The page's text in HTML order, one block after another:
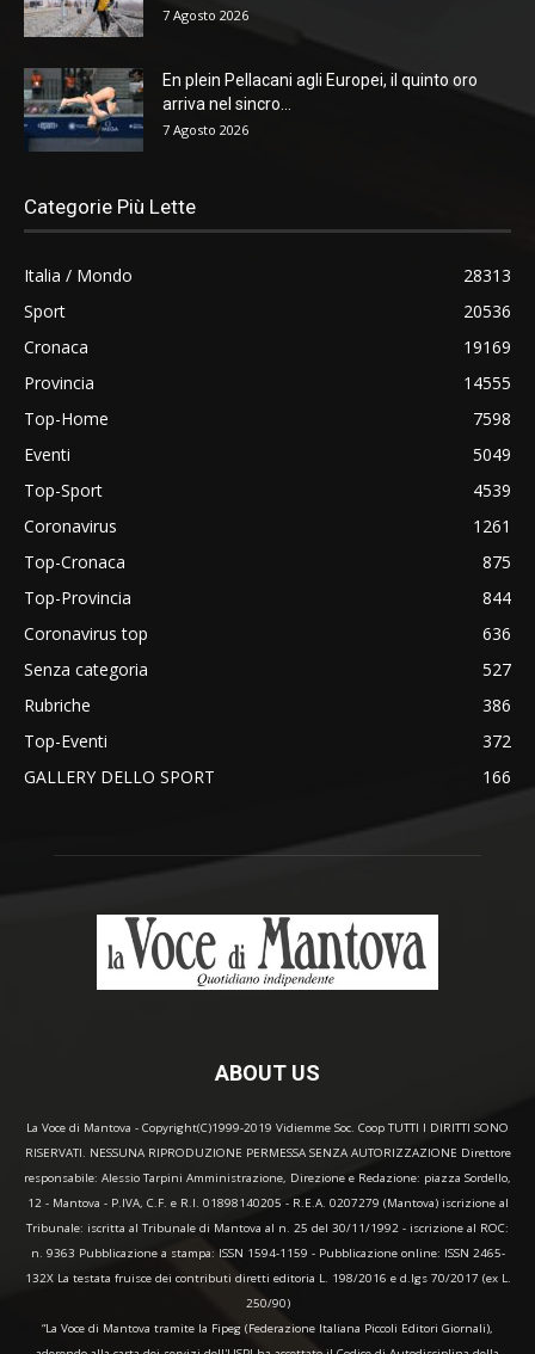
7 Agosto 2026
En plein Pellacani agli Europei, il quinto oro
arriva nel sincro...
7 Agosto 2026
Categorie Più Lette
Italia / Mondo
28313
Sport
20536
Cronaca
19169
Provincia
14555
Top-Home
7598
Eventi
5049
Top-Sport
4539
Coronavirus
1261
Top-Cronaca
875
Top-Provincia
844
Coronavirus top
636
Senza categoria
527
Rubriche
386
Top-Eventi
372
GALLERY DELLO SPORT
166
ABOUT US
La Voce di Mantova - Copyright(C)1999-2019 Vidiemme Soc. Coop TUTTI I DIRITTI SONO
RISERVATI. NESSUNA RIPRODUZIONE PERMESSA SENZA AUTORIZZAZIONE Direttore
responsabile: Alessio Tarpini Amministrazione, Direzione e Redazione: piazza Sordello,
12 - Mantova - P.IVA, C.F. e R.I. 01898140205 - R.E.A. 0207279 (Mantova) iscrizione al
Tribunale: iscritta al Tribunale di Mantova al n. 25 del 30/11/1992 - iscrizione al ROC:
n. 9363 Pubblicazione a stampa: ISSN 1594-1159 - Pubblicazione online: ISSN 2465-
132X La testata fruisce dei contributi diretti editoria L. 198/2016 e d.lgs 70/2017 (ex L.
250/90)
“La Voce di Mantova tramite la Fipeg (Federazione Italiana Piccoli Editori Giornali),